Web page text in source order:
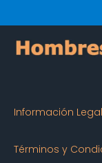
Información Legal
Términos y